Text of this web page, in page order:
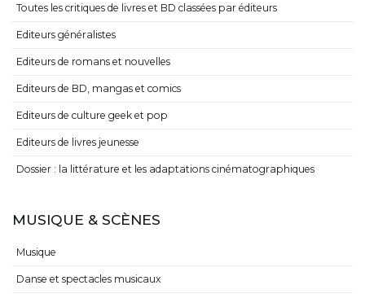
Toutes les critiques de livres et BD classées par éditeurs
Editeurs généralistes
Editeurs de romans et nouvelles
Editeurs de BD, mangas et comics
Editeurs de culture geek et pop
Editeurs de livres jeunesse
Dossier : la littérature et les adaptations cinématographiques
MUSIQUE & SCÈNES
Musique
Danse et spectacles musicaux